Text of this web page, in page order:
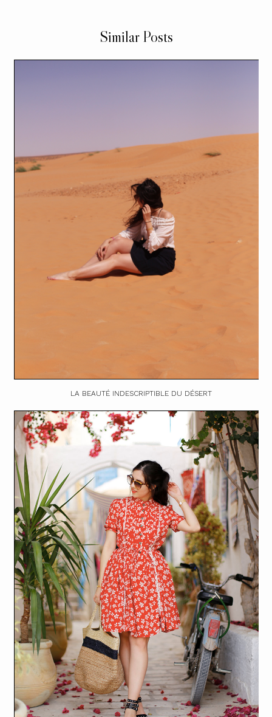
Similar Posts
LA BEAUTÉ INDESCRIPTIBLE DU DÉSERT